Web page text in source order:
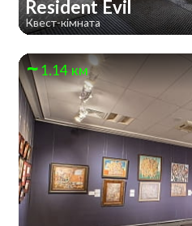
Resident Evil
Квест-кімната
1.14 км